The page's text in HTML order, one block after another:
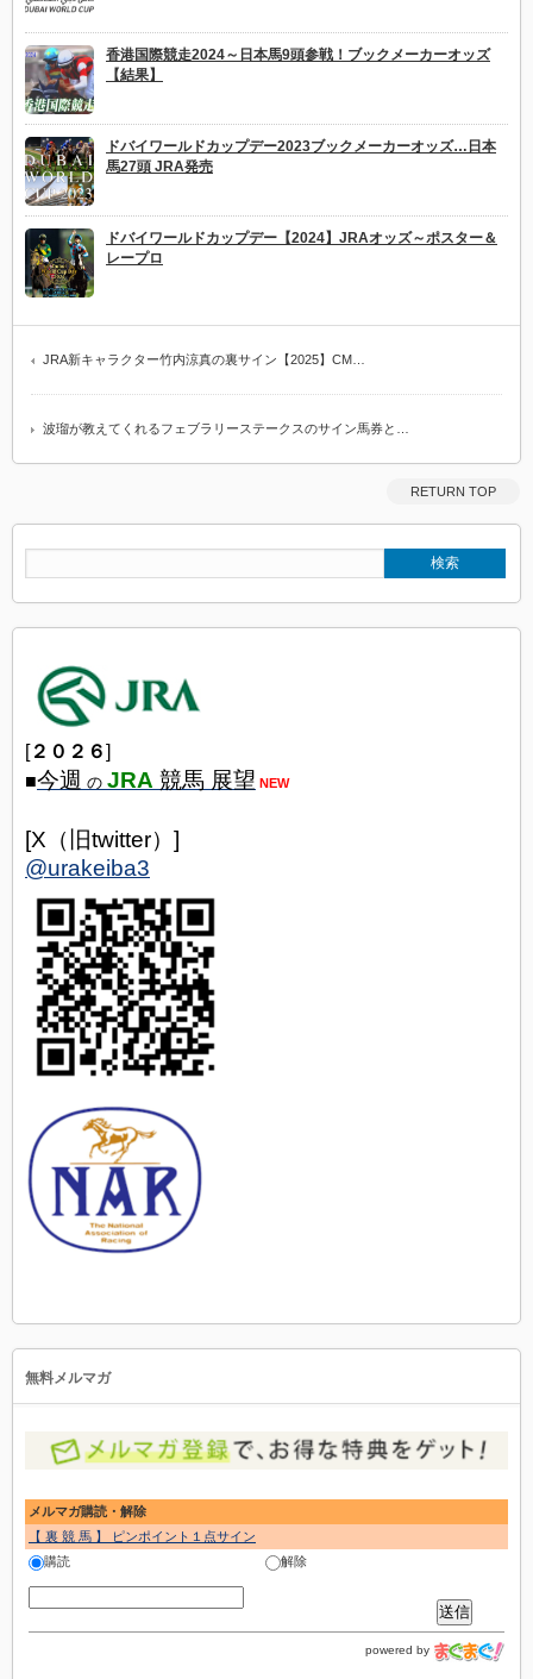
香港国際競走2024～日本馬9頭参戦！ブックメーカーオッズ
【結果】
ドバイワールドカップデー2023ブックメーカーオッズ…日本
馬27頭 JRA発売
ドバイワールドカップデー【2024】JRAオッズ～ポスター＆
レープロ
JRA新キャラクター竹内涼真の裏サイン【2025】CM…
波瑠が教えてくれるフェブラリーステークスのサイン馬券と…
RETURN TOP
[２０２６]
■今週 の JRA 競馬 展望 NEW
[X（旧twitter）]
@urakeiba3
無料メルマガ
メルマガ購読・解除
【 裏 競 馬 】 ピンポイント１点サイン
購読
解除
powered by